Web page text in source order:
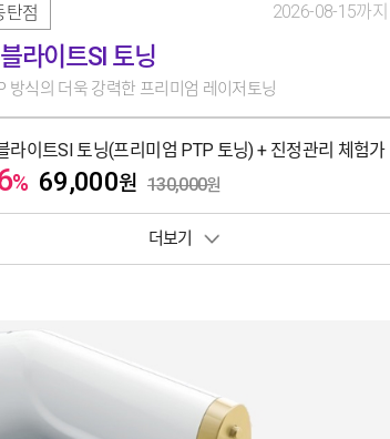
탄점 2026-08-15까지
라이트SI 토닝
방식의 더욱 강력한 프리미엄 레이저토닝
라이트SI 토닝(프리미엄 PTP 토닝) + 진정관리 체험가
% 69,000원 130,000원
보기 토글